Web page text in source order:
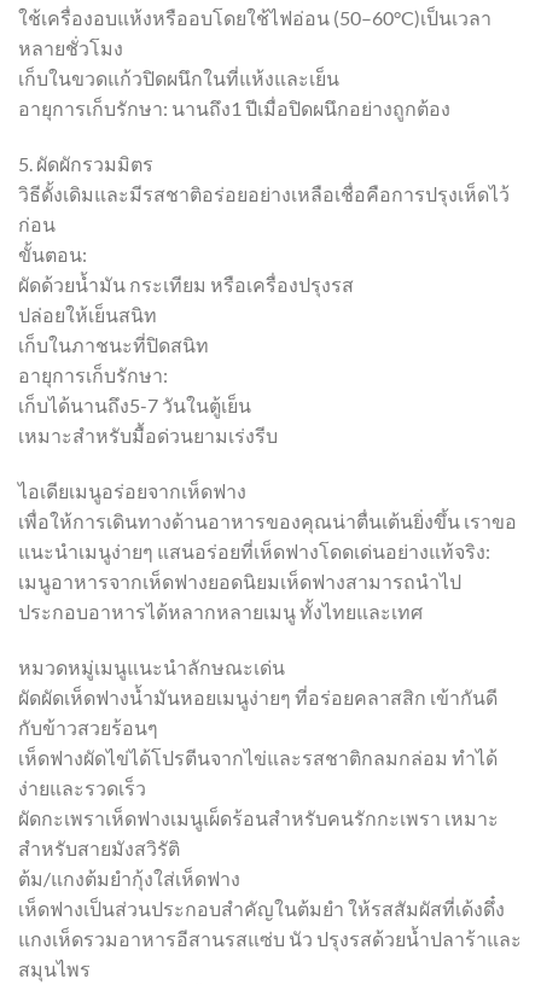
ใช้เครื่องอบแห้งหรืออบโดยใช้ไฟอ่อน (50–60°C)เป็นเวลา
หลายชั่วโมง
เก็บในขวดแก้วปิดผนึกในที่แห้งและเย็น
อายุการเก็บรักษา: นานถึง1 ปีเมื่อปิดผนึกอย่างถูกต้อง
5. ผัดผักรวมมิตร
วิธีดั้งเดิมและมีรสชาติอร่อยอย่างเหลือเชื่อคือการปรุงเห็ดไว้
ก่อน
ขั้นตอน:
ผัดด้วยน้ำมัน กระเทียม หรือเครื่องปรุงรส
ปล่อยให้เย็นสนิท
เก็บในภาชนะที่ปิดสนิท
อายุการเก็บรักษา:
เก็บได้นานถึง5-7 วันในตู้เย็น
เหมาะสำหรับมื้อด่วนยามเร่งรีบ
ไอเดียเมนูอร่อยจากเห็ดฟาง
เพื่อให้การเดินทางด้านอาหารของคุณน่าตื่นเต้นยิ่งขึ้น เราขอ
แนะนำเมนูง่ายๆ แสนอร่อยที่เห็ดฟางโดดเด่นอย่างแท้จริง:
เมนูอาหารจากเห็ดฟางยอดนิยมเห็ดฟางสามารถนำไป
ประกอบอาหารได้หลากหลายเมนู ทั้งไทยและเทศ
หมวดหมู่เมนูแนะนำลักษณะเด่น
ผัดผัดเห็ดฟางน้ำมันหอยเมนูง่ายๆ ที่อร่อยคลาสสิก เข้ากันดี
กับข้าวสวยร้อนๆ
เห็ดฟางผัดไข่ได้โปรตีนจากไข่และรสชาติกลมกล่อม ทำได้
ง่ายและรวดเร็ว
ผัดกะเพราเห็ดฟางเมนูเผ็ดร้อนสำหรับคนรักกะเพรา เหมาะ
สำหรับสายมังสวิรัติ
ต้ม/แกงต้มยำกุ้งใส่เห็ดฟาง
เห็ดฟางเป็นส่วนประกอบสำคัญในต้มยำ ให้รสสัมผัสที่เด้งดึ๋ง
แกงเห็ดรวมอาหารอีสานรสแซ่บ นัว ปรุงรสด้วยน้ำปลาร้าและ
สมุนไพร